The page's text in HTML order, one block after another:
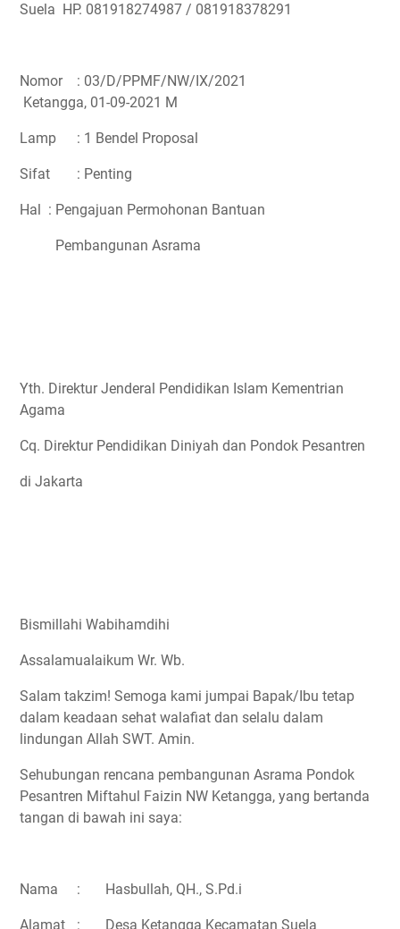
Suela HP. 081918274987 / 081918378291
Nomor
: 03/D/PPMF/NW/IX/2021
Ketangga, 01-09-2021 M
Lamp : 1 Bendel Proposal
Sifat : Penting
Hal : Pengajuan Permohonan Bantuan
Pembangunan Asrama
Yth. Direktur Jenderal Pendidikan Islam Kementrian
Agama
Cq. Direktur Pendidikan Diniyah dan Pondok Pesantren
di Jakarta
Bismillahi Wabihamdihi
Assalamualaikum Wr. Wb.
Salam takzim! Semoga kami jumpai Bapak/Ibu tetap
dalam keadaan sehat walafiat dan selalu dalam
lindungan Allah SWT. Amin.
Sehubungan rencana pembangunan Asrama Pondok
Pesantren Miftahul Faizin NW Ketangga, yang bertanda
tangan di bawah ini saya:
Nama : Hasbullah, QH., S.Pd.i
Alamat : Desa Ketangga Kecamatan Suela